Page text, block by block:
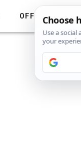
OFF